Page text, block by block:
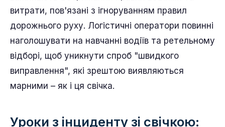
витрати, пов'язані з ігноруванням правил
дорожнього руху. Логістичні оператори повинні
наголошувати на навчанні водіїв та ретельному
відборі, щоб уникнути спроб "швидкого
виправлення", які зрештою виявляються
марними – як і ця свічка.
Уроки з інциденту зі свічкою: